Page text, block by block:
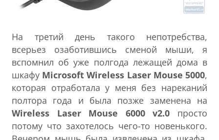
На третий день такого непотребства,
всерьез озаботившись сменой мыши, я
вспомнил об уже полгода лежащей дома в
шкафу Microsoft Wireless Laser Mouse 5000,
которая отработала у меня без нареканий
полтора года и была позже заменена на
Wireless Laser Mouse 6000
v2.0 просто
потому что захотелось чего-то новенького.